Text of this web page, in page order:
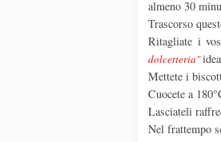
almeno 30
Trascorso
Ritagliate i
dolcetteria"
Mettete i
Cuocete a
Lasciateli
Nel frattempo